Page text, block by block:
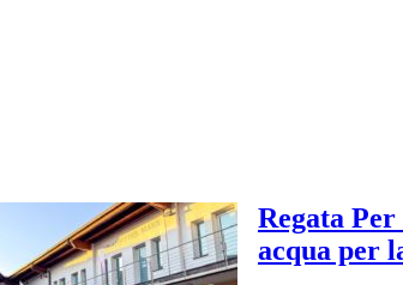
Regata
acqua per